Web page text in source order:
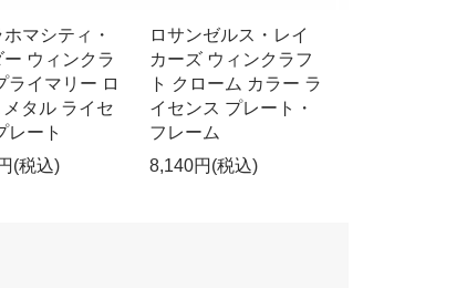
マシティ・
ウィンクラ
ライマリー ロ
メタル ライセ
レート
(税込)
ロサンゼルス・レイ
カーズ ウィンクラフ
ト クローム カラー ラ
イセンス プレート・
フレーム
8,140円(税込)